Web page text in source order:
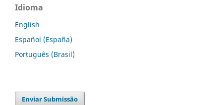
Idioma
English
Español (España)
Português (Brasil)
Enviar Submissão